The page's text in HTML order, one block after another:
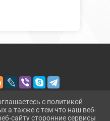
с политикой
а также с тем что наш веб-
сайту сторонние сервисы